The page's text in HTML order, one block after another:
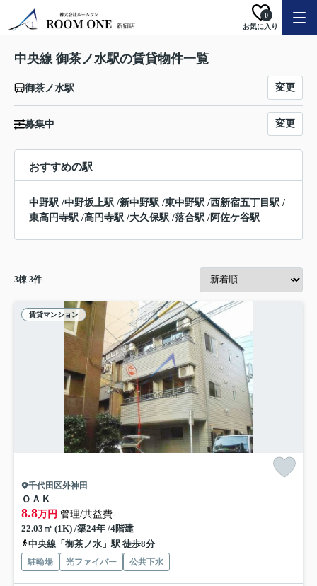
お気に入り
0
中央線 御茶ノ水駅の賃貸物件一覧
御茶ノ水駅 変更
募集中 変更
おすすめの駅
中野駅 /中野坂上駅 /新中野駅 /東中野駅 /西新宿五丁目駅 /
東高円寺駅 /高円寺駅 /大久保駅 /落合駅 /阿佐ケ谷駅
3棟 3件
賃貸マンション
千代田区外神田
ＯＡＫ
8.8万円 管理/共益費-
22.03㎡ (1K) /築24年 /4階建
中央線「御茶ノ水」駅 徒歩8分
駐輪場 光ファイバー 公共下水